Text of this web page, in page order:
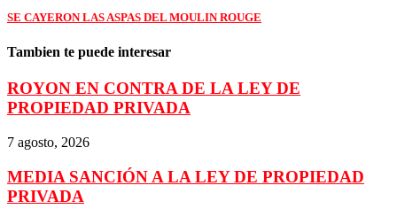
SE CAYERON LAS ASPAS DEL MOULIN ROUGE
Tambien te puede interesar
ROYON EN CONTRA DE LA LEY DE
PROPIEDAD PRIVADA
7 agosto, 2026
MEDIA SANCIÓN A LA LEY DE PROPIEDAD
PRIVADA